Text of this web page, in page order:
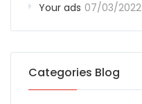
Your ads 07/03/2022
Categories Blog